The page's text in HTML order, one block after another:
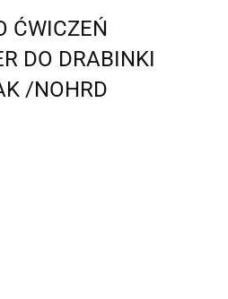
ĆWICZEŃ
DO DRABINKI
/NOHRD